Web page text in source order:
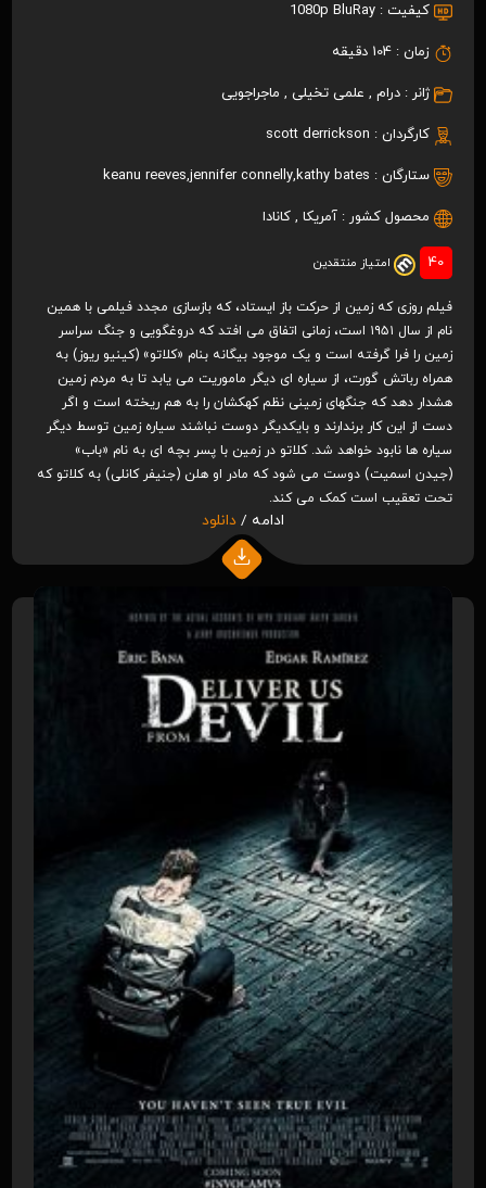
کیفیت : 1080p BluRay
زمان : 104 دقیقه
ژانر : درام , علمی تخیلی , ماجراجویی
کارگردان : scott derrickson
ستارگان : keanu reeves,jennifer connelly,kathy bates
محصول کشور : آمریکا ,کانادا
40 امتیاز منتقدین
فیلم روزی که زمین از حرکت باز ایستاد، که بازسازی مجدد فیلمی با همین
نام از سال ۱۹۵۱ است، زمانی اتفاق می افتد که دروغگویی و جنگ سراسر
زمین را فرا گرفته است و یک موجود بیگانه بنام «کلاتو» (کینیو ریوز) به
همراه رباتش گورت، از سیاره ای دیگر ماموریت می یابد تا به مردم زمین
هشدار دهد که جنگهای زمینی نظم کهکشان را به هم ریخته است و اگر
دست از این کار برندارند و بایکدیگر دوست نباشند سیاره زمین توسط دیگر
سیاره ها نابود خواهد شد. کلاتو در زمین با پسر بچه ای به نام «باب»
(جیدن اسمیت) دوست می شود که مادر او هلن (جنیفر کانلی) به کلاتو که
تحت تعقیب است کمک می کند.
ادامه / دانلود